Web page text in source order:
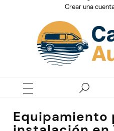
Crear una
Equipamiento